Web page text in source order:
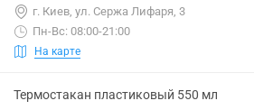
г. Киев, ул. Сержа Лифаря, 3
Пн-Вс: 08:00-21:00
На карте
Термостакан пластиковый 550 мл